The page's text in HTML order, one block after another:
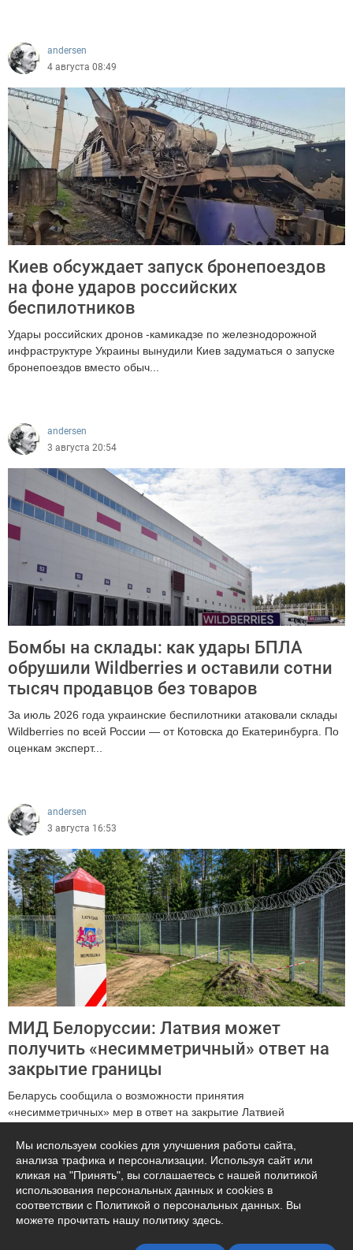
andersen
4 августа 08:49
Киев обсуждает запуск бронепоездов
на фоне ударов российских
беспилотников
Удары российских дронов -камикадзе по железнодорожной
инфраструктуре Украины вынудили Киев задуматься о запуске
бронепоездов вместо обыч...
andersen
3 августа 20:54
Бомбы на склады: как удары БПЛА
обрушили Wildberries и оставили сотни
тысяч продавцов без товаров
За июль 2026 года украинские беспилотники атаковали склады
Wildberries по всей России — от Котовска до Екатеринбурга. По
оценкам эксперт...
andersen
3 августа 16:53
МИД Белоруссии: Латвия может
получить «несимметричный» ответ на
закрытие границы
Беларусь сообщила о возможности принятия
«несимметричных» мер в ответ на закрытие Латвией
Мы используем cookies для улучшения работы сайта,
анализа трафика и персонализации. Используя сайт или
кликая на "Принять", вы соглашаетесь с нашей политикой
использования персональных данных и cookies в
соответствии с Политикой о персональных данных. Вы
можете прочитать нашу политику здесь